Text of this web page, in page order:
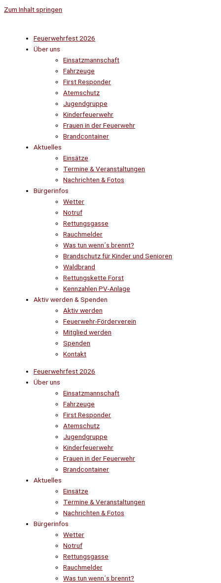
Zum Inhalt springen
Feuerwehrfest 2026
Über uns
Einsatzmannschaft
Fahrzeuge
First Responder
Atemschutz
Jugendgruppe
Kinderfeuerwehr
Frauen in der Feuerwehr
Brandcontainer
Aktuelles
Einsätze
Termine & Veranstaltungen
Nachrichten & Fotos
Bürgerinfos
Wetter
Notruf
Rettungsgasse
Rauchmelder
Was tun wenn´s brennt?
Brandschutz für Kinder und Senioren
Waldbrand
Rettungskette Forst
Kennzahlen PV-Anlage
Aktiv werden & Spenden
Aktiv werden
Feuerwehr-Förderverein
Mitglied werden
Spenden
Kontakt
Feuerwehrfest 2026
Über uns
Einsatzmannschaft
Fahrzeuge
First Responder
Atemschutz
Jugendgruppe
Kinderfeuerwehr
Frauen in der Feuerwehr
Brandcontainer
Aktuelles
Einsätze
Termine & Veranstaltungen
Nachrichten & Fotos
Bürgerinfos
Wetter
Notruf
Rettungsgasse
Rauchmelder
Was tun wenn´s brennt?